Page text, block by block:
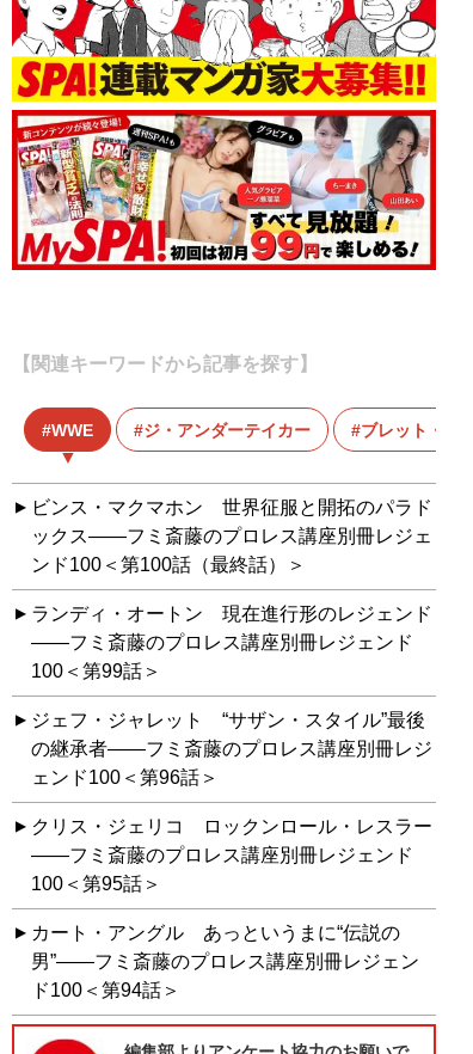
【関連キーワードから記事を探す】
WWE ジ・アンダーテイカー ブレット・ハー
ビンス・マクマホン 世界征服と開拓のパラド
ックス――フミ斎藤のプロレス講座別冊レジェ
ンド100＜第100話（最終話）＞
ランディ・オートン 現在進行形のレジェンド
――フミ斎藤のプロレス講座別冊レジェンド
100＜第99話＞
ジェフ・ジャレット “サザン・スタイル”最後
の継承者――フミ斎藤のプロレス講座別冊レジ
ェンド100＜第96話＞
クリス・ジェリコ ロックンロール・レスラー
――フミ斎藤のプロレス講座別冊レジェンド
100＜第95話＞
カート・アングル あっというまに“伝説の
男”――フミ斎藤のプロレス講座別冊レジェン
ド100＜第94話＞